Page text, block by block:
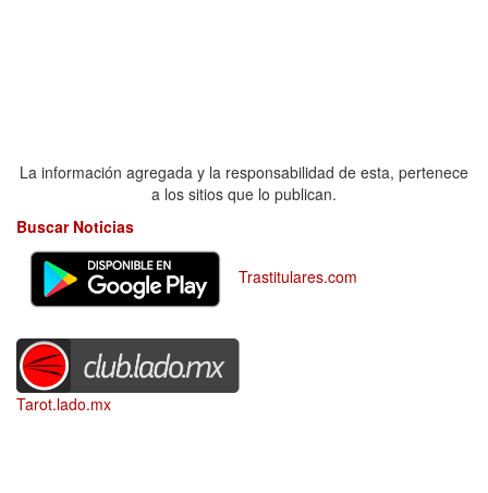
La información agregada y la responsabilidad de esta, pertenece
a los sitios que lo publican.
Buscar Noticias
Trastitulares.com
Tarot.lado.mx